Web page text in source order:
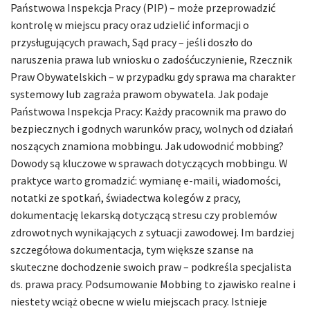
Państwowa Inspekcja Pracy (PIP) – może przeprowadzić
kontrolę w miejscu pracy oraz udzielić informacji o
przysługujących prawach, Sąd pracy – jeśli doszło do
naruszenia prawa lub wniosku o zadośćuczynienie, Rzecznik
Praw Obywatelskich – w przypadku gdy sprawa ma charakter
systemowy lub zagraża prawom obywatela. Jak podaje
Państwowa Inspekcja Pracy: Każdy pracownik ma prawo do
bezpiecznych i godnych warunków pracy, wolnych od działań
noszących znamiona mobbingu. Jak udowodnić mobbing?
Dowody są kluczowe w sprawach dotyczących mobbingu. W
praktyce warto gromadzić: wymianę e-maili, wiadomości,
notatki ze spotkań, świadectwa kolegów z pracy,
dokumentację lekarską dotyczącą stresu czy problemów
zdrowotnych wynikających z sytuacji zawodowej. Im bardziej
szczegółowa dokumentacja, tym większe szanse na
skuteczne dochodzenie swoich praw – podkreśla specjalista
ds. prawa pracy. Podsumowanie Mobbing to zjawisko realne i
niestety wciąż obecne w wielu miejscach pracy. Istnieje